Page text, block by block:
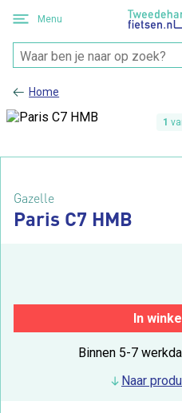
Menu
Home
1
Gazelle
Paris C7 HMB
In
Binnen 5-7
Naar